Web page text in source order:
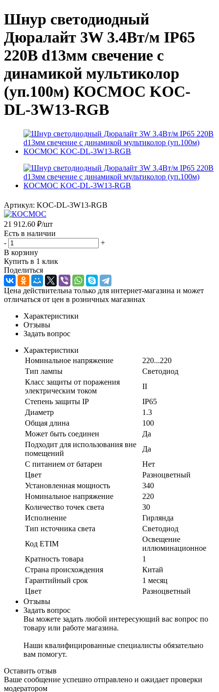
Шнур светодиодный
Дюралайт 3W 3.4Вт/м IP65
220В d13мм свечение с
динамикой мультиколор
(уп.100м) КОСМОС KOC-
DL-3W13-RGB
Артикул: KOC-DL-3W13-RGB
21 912.60 ₽/шт
Есть в наличии
-
+
В корзину
Купить в 1 клик
Поделиться
Цена действительна только для интернет-магазина и может
отличаться от цен в розничных магазинах
Характеристики
Отзывы
Задать вопрос
Характеристики
Номинальное напряжение
220...220
Тип лампы
Светодиод
Класс защиты от поражения
электрическим током
II
Степень защиты IP
IP65
Диаметр
1.3
Общая длина
100
Может быть соединен
Да
Подходит для использования вне
помещений
Да
С питанием от батареи
Нет
Цвет
Разноцветный
Установленная мощность
340
Номинальное напряжение
220
Количество точек света
30
Исполнение
Гирлянда
Тип источника света
Светодиод
Код ETIM
Освещение
иллюминационное
Кратность товара
1
Страна происхождения
Китай
Гарантийный срок
1 месяц
Цвет
Разноцветный
Отзывы
Задать вопрос
Вы можете задать любой интересующий вас вопрос по
товару или работе магазина.
Наши квалифицированные специалисты обязательно
вам помогут.
Оставить отзыв
Ваше сообщение успешно отправлено и ожидает проверки
модератором